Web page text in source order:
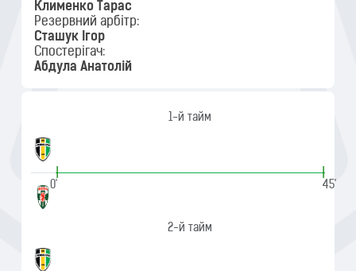
Клименко Тарас
Резервний арбітр:
Сташук Ігор
Спостерігач:
Абдула Анатолій
1-й тайм
|
0'
|
45'
2-й тайм